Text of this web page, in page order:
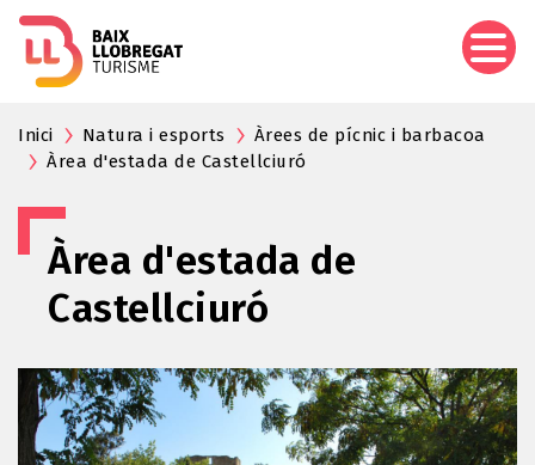
Inici Natura i esports
Àrees de pícnic i barbacoa
Àrea d'estada de Castellciuró
Àrea d'estada de
Castellciuró